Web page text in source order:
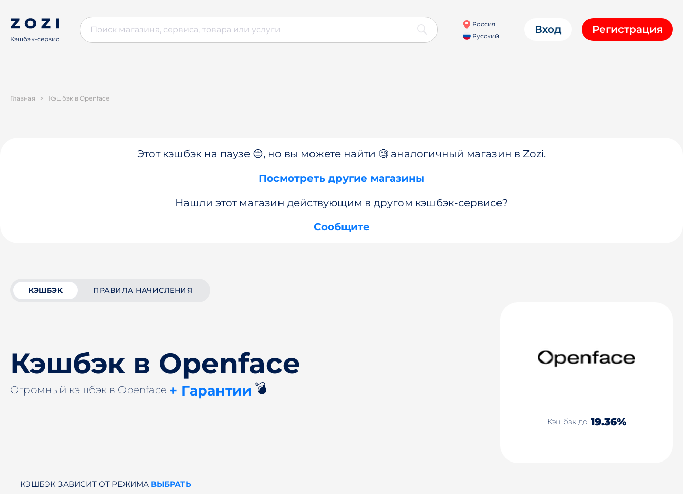
Кэшбэк-сервис
Россия
Русский
Вход Регистрация
Главная > Кэшбэк в Openface
Этот кэшбэк на паузе 😔, но вы можете найти 🧐 аналогичный магазин в Zozi.
Посмотреть другие магазины
Нашли этот магазин действующим в другом кэшбэк-сервисе?
Сообщите
КЭШБЭК ПРАВИЛА НАЧИСЛЕНИЯ
Кэшбэк в Openface
Огромный кэшбэк в Openface + Гарантии 💣
Кэшбэк до 19.36%
КЭШБЭК ЗАВИСИТ ОТ РЕЖИМА ВЫБРАТЬ